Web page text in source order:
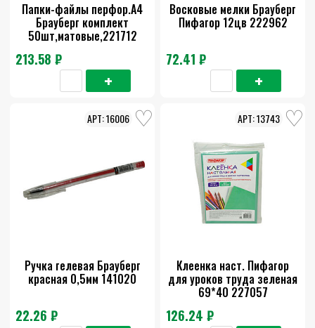
Папки-файлы перфор.А4
Брауберг комплект
50шт,матовые,221712
213.58 ₽
Восковые мелки Брауберг
Пифагор 12цв 222962
72.41 ₽
Ручка гелевая Брауберг
красная 0,5мм 141020
22.26 ₽
16006
Клеенка наст. Пифагор
для уроков труда зеленая
69*40 227057
126.24 ₽
13743